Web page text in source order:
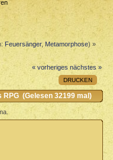
Feuersänger,Metamorphose) »
« vorheriges nächstes »
DRUCKEN
RPG (Gelesen 32199 mal)